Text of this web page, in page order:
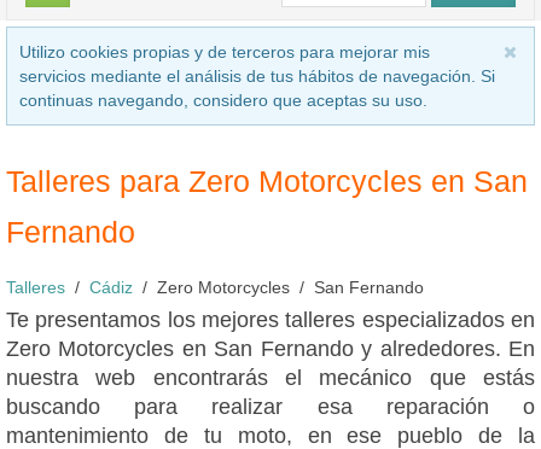
Utilizo cookies propias y de terceros para mejorar mis
servicios mediante el análisis de tus hábitos de navegación. Si
continuas navegando, considero que aceptas su uso.
Talleres para Zero Motorcycles en San
Fernando
Talleres Cádiz Zero Motorcycles San Fernando
Te presentamos los mejores talleres especializados en
Zero Motorcycles en San Fernando y alrededores. En
nuestra web encontrarás el mecánico que estás
buscando para realizar esa reparación o
mantenimiento de tu moto, en ese pueblo de la